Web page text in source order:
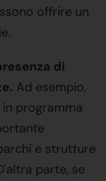
offrire un
di
Ad esempio,
programma
e strutture
parte, se